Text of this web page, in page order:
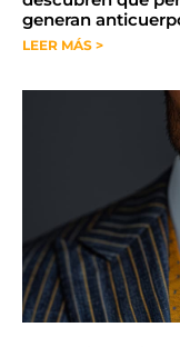
generan
LEER MÁS >